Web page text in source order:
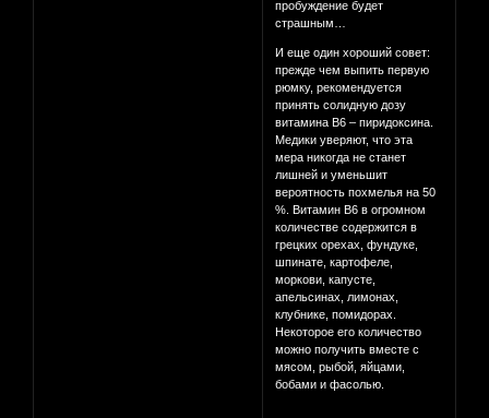
пробуждение будет
страшным…
И еще один хороший совет:
прежде чем выпить первую
рюмку, рекомендуется
принять солидную дозу
витамина В6 – пиридоксина.
Медики уверяют, что эта
мера никогда не станет
лишней и уменьшит
вероятность похмелья на 50
%. Витамин В6 в огромном
количестве содержится в
грецких орехах, фундуке,
шпинате, картофеле,
моркови, капусте,
апельсинах, лимонах,
клубнике, помидорах.
Некоторое его количество
можно получить вместе с
мясом, рыбой, яйцами,
бобами и фасолью.